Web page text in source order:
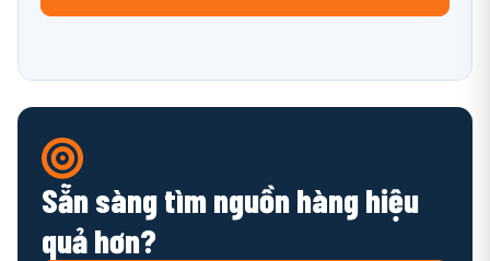
Sẵn sàng tìm nguồn hàng hiệu
quả hơn?